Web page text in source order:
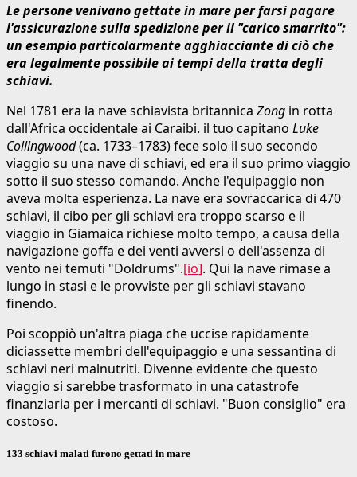
Le persone venivano gettate in mare per farsi pagare
l'assicurazione sulla spedizione per il "carico smarrito":
un esempio particolarmente agghiacciante di ciò che
era legalmente possibile ai tempi della tratta degli
schiavi.
Nel 1781 era la nave schiavista britannica Zong in rotta
dall'Africa occidentale ai Caraibi. il tuo capitano Luke
Collingwood(ca. 1733–1783) fece solo il suo secondo
viaggio su una nave di schiavi, ed era il suo primo viaggio
sotto il suo stesso comando. Anche l'equipaggio non
aveva molta esperienza. La nave era sovraccarica di 470
schiavi, il cibo per gli schiavi era troppo scarso e il
viaggio in Giamaica richiese molto tempo, a causa della
navigazione goffa e dei venti avversi o dell'assenza di
vento nei temuti "Doldrums".[io]. Qui la nave rimase a
lungo in stasi e le provviste per gli schiavi stavano
finendo.
Poi scoppiò un'altra piaga che uccise rapidamente
diciassette membri dell'equipaggio e una sessantina di
schiavi neri malnutriti. Divenne evidente che questo
viaggio si sarebbe trasformato in una catastrofe
finanziaria per i mercanti di schiavi. "Buon consiglio" era
costoso.
133 schiavi malati furono gettati in mare